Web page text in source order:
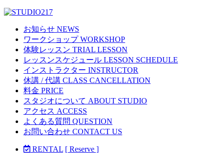
お知らせ NEWS
ワークショップ WORKSHOP
体験レッスン TRIAL LESSON
レッスンスケジュール LESSON SCHEDULE
インストラクター INSTRUCTOR
休講 / 代講 CLASS CANCELLATION
料金 PRICE
スタジオについて ABOUT STUDIO
アクセス ACCESS
よくある質問 QUESTION
お問い合わせ CONTACT US
RENTAL [ Reserve ]